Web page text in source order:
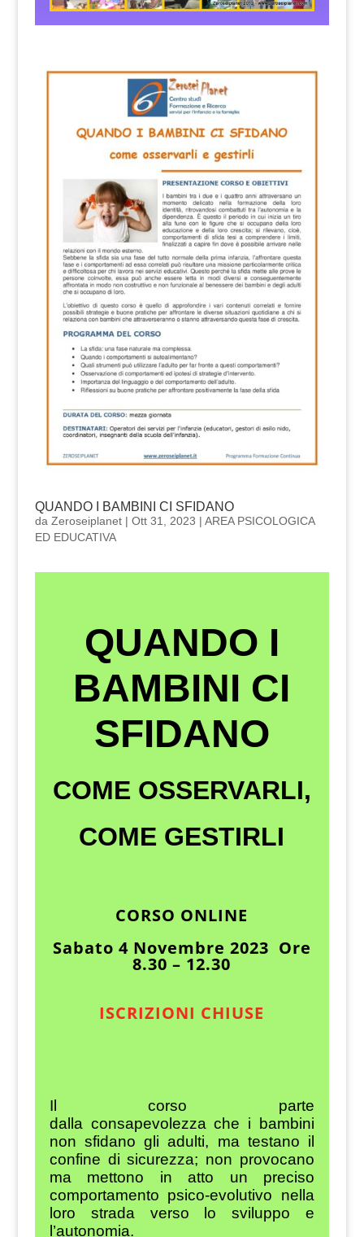
QUANDO I BAMBINI CI SFIDANO
da Zeroseiplanet| Ott 31, 2023 | AREA PSICOLOGICA
ED EDUCATIVA
QUANDO I
BAMBINI CI
SFIDANO
COME OSSERVARLI,
COME GESTIRLI
CORSO ONLINE
Sabato 4 Novembre 2023 Ore
8.30 – 12.30
ISCRIZIONI CHIUSE
Il corso parte
dalla consapevolezza che i bambini
non sfidano gli adulti, ma testano il
confine di sicurezza; non provocano
ma mettono in atto un preciso
comportamento psico-evolutivo nella
loro strada verso lo sviluppo e
l’autonomia.